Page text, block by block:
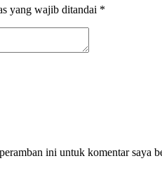
yang wajib ditandai *
ini untuk komentar saya